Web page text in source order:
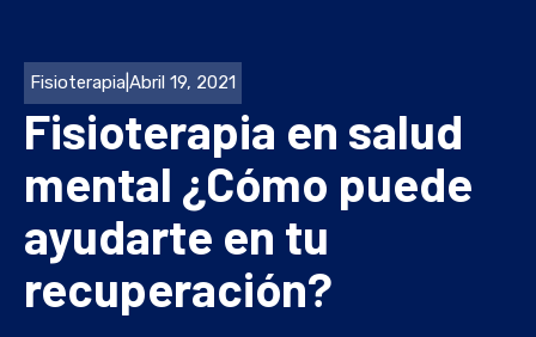
Fisioterapia Abril 19, 2021
Fisioterapia en salud
mental ¿Cómo puede
ayudarte en tu
recuperación?